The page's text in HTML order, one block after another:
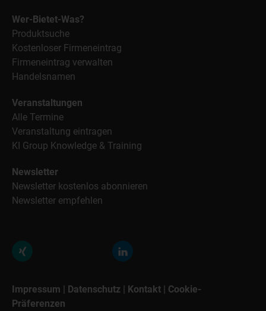
Wer-Bietet-Was?
Produktsuche
Kostenloser Firmeneintrag
Firmeneintrag verwalten
Handelsnamen
Veranstaltungen
Alle Termine
Veranstaltung eintragen
KI Group Knowledge & Training
Newsletter
Newsletter kostenlos abonnieren
Newsletter empfehlen
Impressum | Datenschutz | Kontakt | Cookie-
Präferenzen